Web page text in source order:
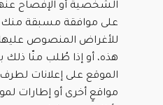
الشخصية أو الإفصاح
على موافقة مسبقة منك
للأغراض المنصوص
هذه، أو إذا طُلب منّا ذلك
الموقع على إعلانات
مواقعٍ أخرى أو إطارات